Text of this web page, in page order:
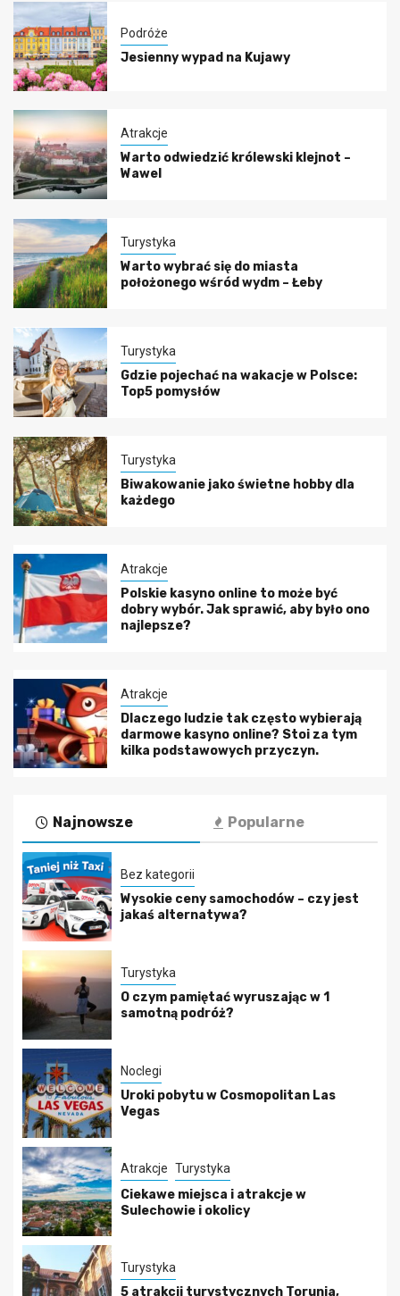
Podróże
Jesienny wypad na Kujawy
Atrakcje
Warto odwiedzić królewski klejnot –
Wawel
Turystyka
Warto wybrać się do miasta
położonego wśród wydm – Łeby
Turystyka
Gdzie pojechać na wakacje w Polsce:
Top5 pomysłów
Turystyka
Biwakowanie jako świetne hobby dla
każdego
Atrakcje
Polskie kasyno online to może być
dobry wybór. Jak sprawić, aby było ono
najlepsze?
Atrakcje
Dlaczego ludzie tak często wybierają
darmowe kasyno online? Stoi za tym
kilka podstawowych przyczyn.
Najnowsze Popularne
Bez kategorii
Wysokie ceny samochodów – czy jest
jakaś alternatywa?
Turystyka
O czym pamiętać wyruszając w 1
samotną podróż?
Noclegi
Uroki pobytu w Cosmopolitan Las
Vegas
Atrakcje Turystyka
Ciekawe miejsca i atrakcje w
Sulechowie i okolicy
Turystyka
5 atrakcji turystycznych Torunia,